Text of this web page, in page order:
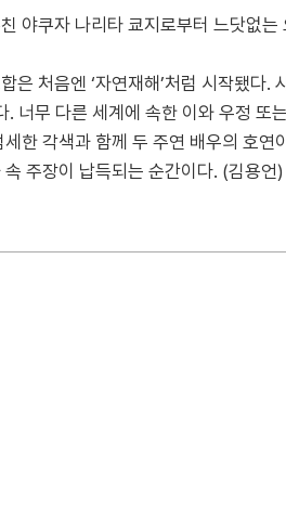
야쿠자 나리타 쿄지로부터 느닷없
은 처음엔 ‘자연재해’처럼 시작됐다
. 너무 다른 세계에 속한 이와 우정
한 각색과 함께 두 주연 배우의 호
주장이 납득되는 순간이다. (김용언)